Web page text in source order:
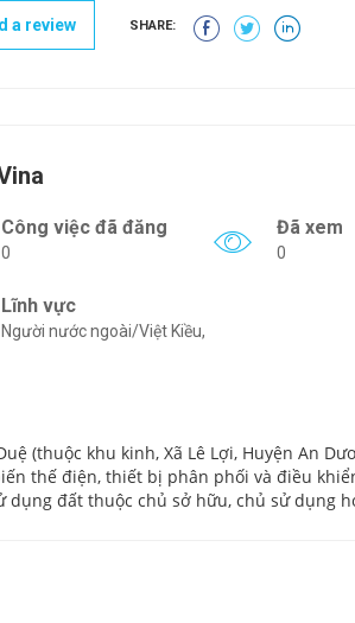
a review SHARE:
Công việc đã đăng
0
Đã xem
0
Lĩnh vực
Người nước ngoài/Việt Kiều,
(thuộc khu kinh, Xã Lê Lợi, Huyện An
thế điện, thiết bị phân phối và điều
dụng đất thuộc chủ sở hữu, chủ sử dụng